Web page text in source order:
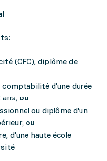
(CFC), diplôme de
d'une durée
ans, ou
ou diplôme d'un
ou
d'une haute école